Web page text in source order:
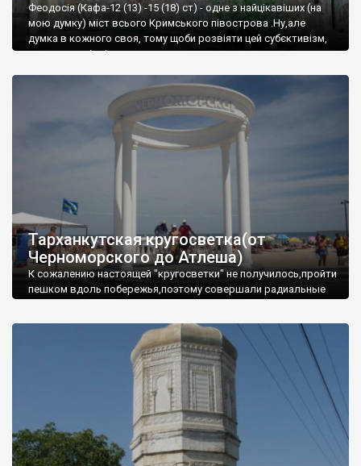
Феодосія (Кафа-12 (13) -15 (18) ст) - одне з найцікавіших (на
мою думку) міст всього Кримського півострова .Ну,але
думка в кожного своя, тому щоби розвіяти цей субєктивізм,
запрошую відвідати це
Тарханкутская кругосветка(от
Черноморского до Атлеша)
К сожалению настоящей "кругосветки" не получилось,пройти
пешком вдоль побережья,поэтому совершали радиальные